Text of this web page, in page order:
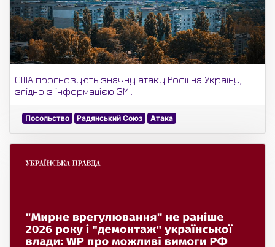
США прогнозують значну атаку Росії на Україну,
згідно з інформацією ЗМІ.
Посольство Радянський Союз Атака